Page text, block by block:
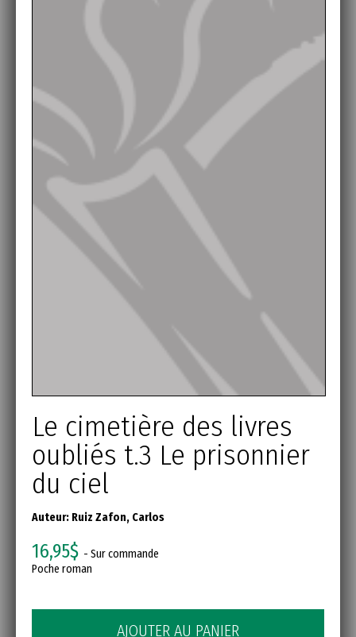
Le cimetière des livres
oubliés t.3 Le prisonnier
du ciel
Auteur: Ruiz Zafon, Carlos
16,95$ - Sur commande
Poche roman
AJOUTER AU PANIER